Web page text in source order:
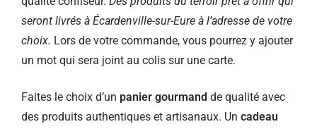
seront livrés à Écardenville-sur-Eure à l’adresse de votre
choix. Lors de votre commande, vous pourrez y ajouter
un mot qui sera joint au colis sur une carte.
Faites le choix d’un panier gourmand de qualité avec
des produits authentiques et artisanaux. Un cadeau